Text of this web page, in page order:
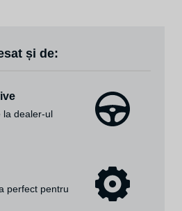
și de:
la dealer-ul
perfect pentru